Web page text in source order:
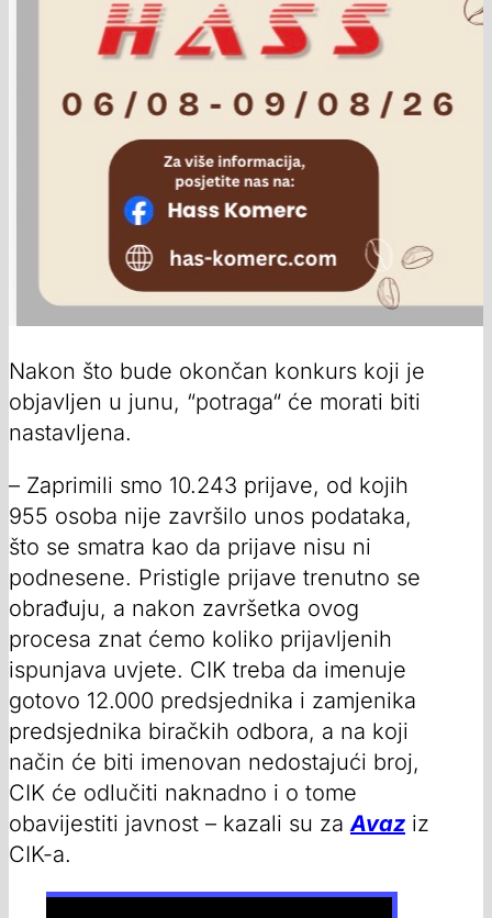
Nakon što bude okončan konkurs koji je
objavljen u junu, “potraga“ će morati biti
nastavljena.
– Zaprimili smo 10.243 prijave, od kojih
955 osoba nije završilo unos podataka,
što se smatra kao da prijave nisu ni
podnesene. Pristigle prijave trenutno se
obrađuju, a nakon završetka ovog
procesa znat ćemo koliko prijavljenih
ispunjava uvjete. CIK treba da imenuje
gotovo 12.000 predsjednika i zamjenika
predsjednika biračkih odbora, a na koji
način će biti imenovan nedostajući broj,
CIK će odlučiti naknadno i o tome
obavijestiti javnost – kazali su za Avaz iz
CIK-a.